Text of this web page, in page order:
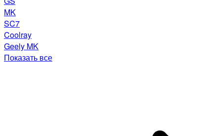
MK
SC7
Coolray
Geely MK
Показать все